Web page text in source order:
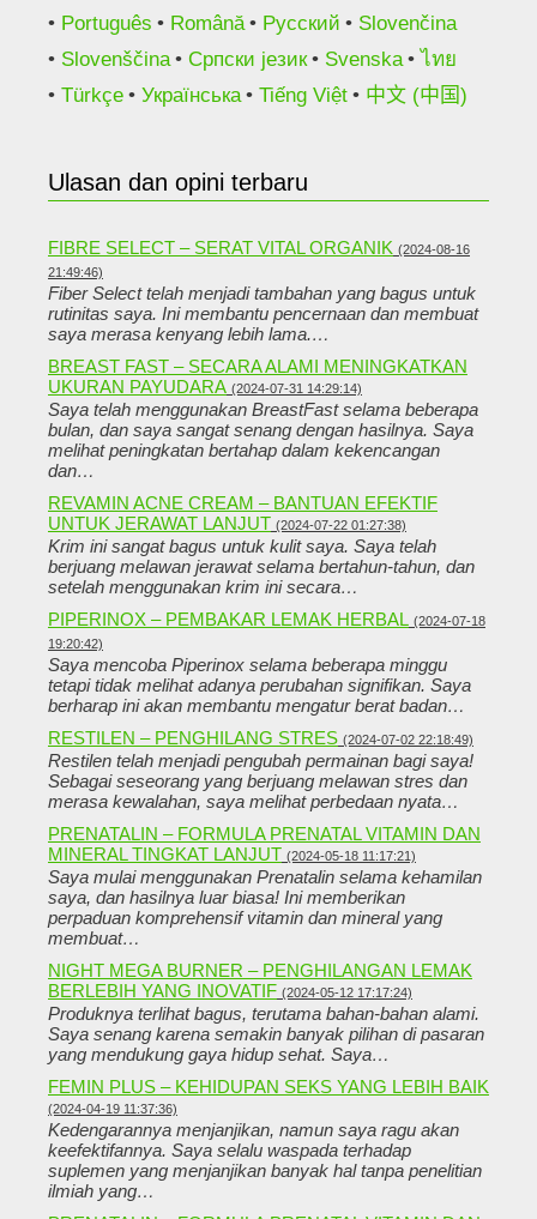
Português
Română Русский
Slovenčina
Slovenščina
Српски језик Svenska
ไทย
Türkçe
Українська Tiếng Việt 中文 (中国)
Ulasan dan opini terbaru
FIBRE SELECT – SERAT VITAL ORGANIK (2024-08-16
21:49:46)
Fiber Select telah menjadi tambahan yang bagus untuk
rutinitas saya. Ini membantu pencernaan dan membuat
saya merasa kenyang lebih lama.…
BREAST FAST – SECARA ALAMI MENINGKATKAN
UKURAN PAYUDARA (2024-07-31 14:29:14)
Saya telah menggunakan BreastFast selama beberapa
bulan, dan saya sangat senang dengan hasilnya. Saya
melihat peningkatan bertahap dalam kekencangan
dan…
REVAMIN ACNE CREAM – BANTUAN EFEKTIF
UNTUK JERAWAT LANJUT (2024-07-22 01:27:38)
Krim ini sangat bagus untuk kulit saya. Saya telah
berjuang melawan jerawat selama bertahun-tahun, dan
setelah menggunakan krim ini secara…
PIPERINOX – PEMBAKAR LEMAK HERBAL (2024-07-18
19:20:42)
Saya mencoba Piperinox selama beberapa minggu
tetapi tidak melihat adanya perubahan signifikan. Saya
berharap ini akan membantu mengatur berat badan…
RESTILEN – PENGHILANG STRES (2024-07-02 22:18:49)
Restilen telah menjadi pengubah permainan bagi saya!
Sebagai seseorang yang berjuang melawan stres dan
merasa kewalahan, saya melihat perbedaan nyata…
PRENATALIN – FORMULA PRENATAL VITAMIN DAN
MINERAL TINGKAT LANJUT (2024-05-18 11:17:21)
Saya mulai menggunakan Prenatalin selama kehamilan
saya, dan hasilnya luar biasa! Ini memberikan
perpaduan komprehensif vitamin dan mineral yang
membuat…
NIGHT MEGA BURNER – PENGHILANGAN LEMAK
BERLEBIH YANG INOVATIF (2024-05-12 17:17:24)
Produknya terlihat bagus, terutama bahan-bahan alami.
Saya senang karena semakin banyak pilihan di pasaran
yang mendukung gaya hidup sehat. Saya…
FEMIN PLUS – KEHIDUPAN SEKS YANG LEBIH BAIK
(2024-04-19 11:37:36)
Kedengarannya menjanjikan, namun saya ragu akan
keefektifannya. Saya selalu waspada terhadap
suplemen yang menjanjikan banyak hal tanpa penelitian
ilmiah yang…